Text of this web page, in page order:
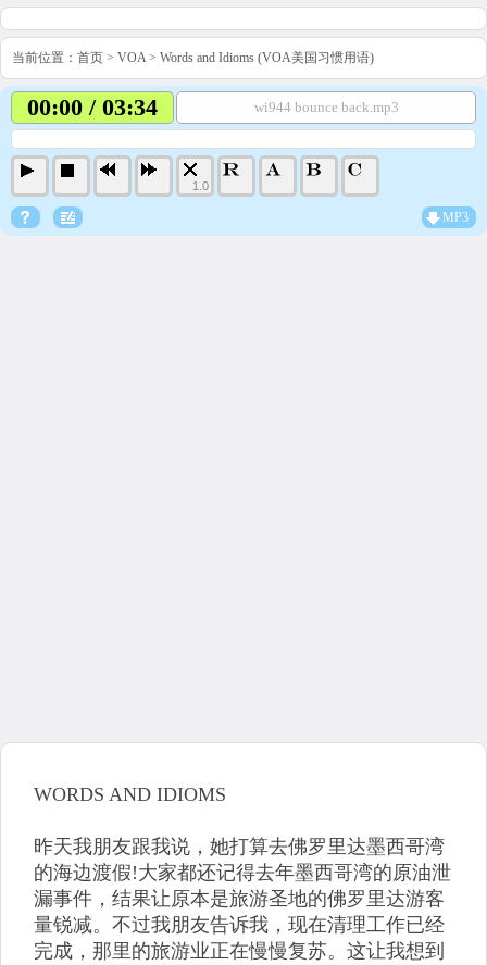
当前位置： 首页 > VOA> Words and Idioms (VOA美国习惯用语)
00:00 / 03:34 wi944 bounce back.mp3
1.0
MP3
WORDS AND IDIOMS
昨天我朋友跟我说，她打算去佛罗里达墨西哥湾
的海边渡假!大家都还记得去年墨西哥湾的原油泄
漏事件，结果让原本是旅游圣地的佛罗里达游客
量锐减。不过我朋友告诉我，现在清理工作已经
完成，那里的旅游业正在慢慢复苏。这让我想到